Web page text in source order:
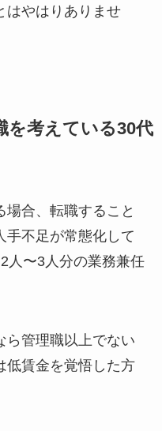
はやはりありませ
を考えている30代
合、転職すること
手不足が常態化して
人〜3人分の業務兼任
ら管理職以上でない
低賃金を覚悟した方